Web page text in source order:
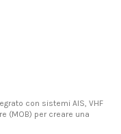
con sistemi AIS VHF
(MOB) per creare una